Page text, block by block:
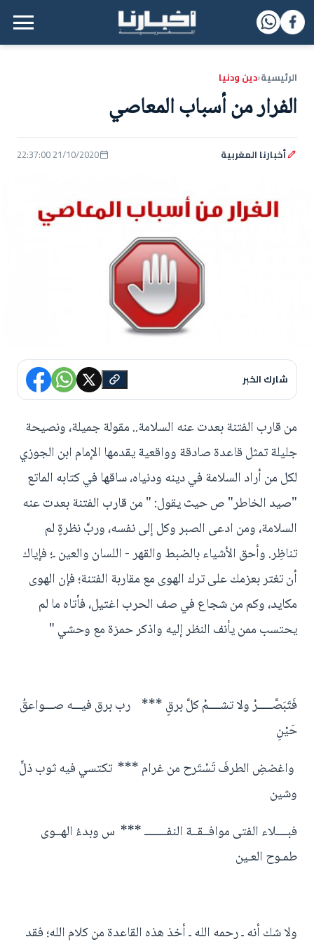
القائمة الرئيسية
الرئيسية‹دين ودنيا
الفرار من أسباب المعاصي
أخبارنا المغربية 21/10/2020 22:37:00
شارك الخبر
من قارب الفتنة بعدت عنه السلامة.. مقولة جميلة، ونصيحة
جليلة تمثل قاعدة صادقة وواقعية يقدمها الإمام ابن الجوزي
لكل من أراد السلامة في دينه ودنياه، ساقها في كتابه الماتع
"صيد الخاطر" ص حيث يقول: " من قارب الفتنة بعدت عنه
السلامة، ومن ادعى الصبر وكل إلى نفسه، وربَّ نظرةٍ لم
تناظِر. وأحق الأشياء بالضبط والقهر - اللسان والعين ـ؛ فإياك
أن تغتر بعزمك على ترك الهوى مع مقاربة الفتنة؛ فإن الهوى
مكايد، وكم من شجاع في صف الحرب اغتيل، فأتاه ما لم
يحتسب ممن يأنف النظر إليه واذكر حمزة مع وحشي "
فَتَبَصَّـــــرْ ولا تشــــمْ كلَّ برقٍ *** رب برق فيـــه صـــواعقُ
حَيْنِ
واغضضِ الطرفَ تَسْتَرح من غرام *** تكتسي فيه ثوب ذلٍّ
وشين
فبــــلاء الفتى موافــقــة النفــــــــ *** س وبدءُ الهــوى
طمـوح العـين
ولا شك أنه ـ رحمه الله ـ أخذ هذه القاعدة من كلام الله؛ فقد